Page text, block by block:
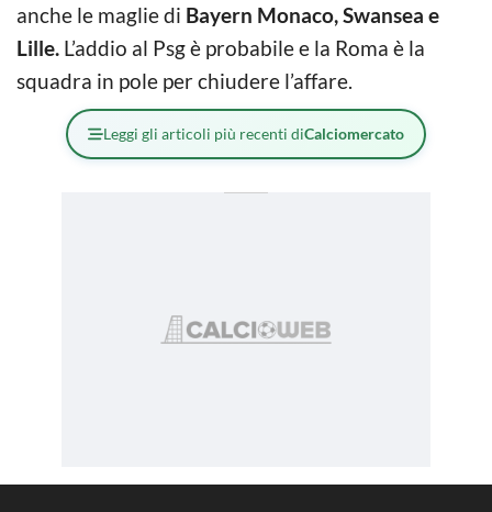
anche le maglie di Bayern Monaco, Swansea e
Lille. L’addio al Psg è probabile e la Roma è la
squadra in pole per chiudere l’affare.
Leggi gli articoli più recenti diCalciomercato